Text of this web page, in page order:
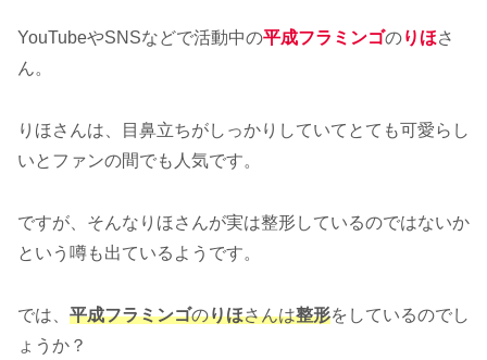
YouTubeやSNSなどで活動中の平成フラミンゴのりほさ
ん。
りほさんは、目鼻立ちがしっかりしていてとても可愛らし
いとファンの間でも人気です。
ですが、そんなりほさんが実は整形しているのではないか
という噂も出ているようです。
では、 平成フラミンゴのりほさんは整形をしているのでし
ょうか？